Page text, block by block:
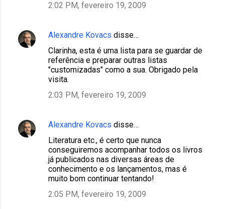
2:02 PM, fevereiro 19, 2009
Alexandre Kovacs disse…
Clarinha, esta é uma lista para se guardar de
referência e preparar outras listas
"customizadas" como a sua. Obrigado pela
visita.
2:03 PM, fevereiro 19, 2009
Alexandre Kovacs disse…
Literatura etc., é certo que nunca
conseguiremos acompanhar todos os livros
já publicados nas diversas áreas de
conhecimento e os lançamentos, mas é
muito bom continuar tentando!
2:05 PM, fevereiro 19, 2009